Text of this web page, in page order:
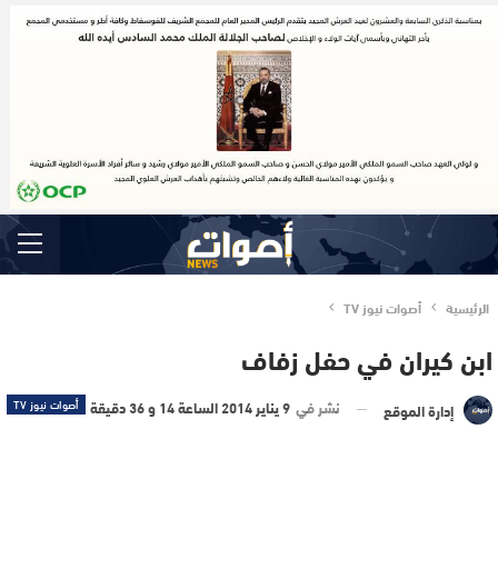
الرئيسية أصوات نيوز TV
ابن كيران في حفل زفاف
أصوات نيوز TV إدارة الموقع نشر في 9 يناير 2014 الساعة 14 و 36 دقيقة